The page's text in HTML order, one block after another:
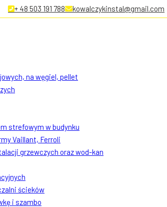
+ 48 503 191 788 kowalczykinstal@gmail.com
na węgiel, pellet
strefowym w budynku
Vaillant, Ferroli
grzewczych oraz wod-kan
ścieków
i szambo